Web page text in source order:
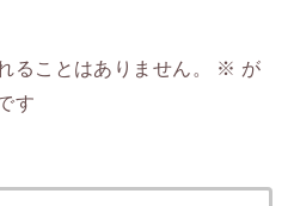
ることはありません。 ※ が
す